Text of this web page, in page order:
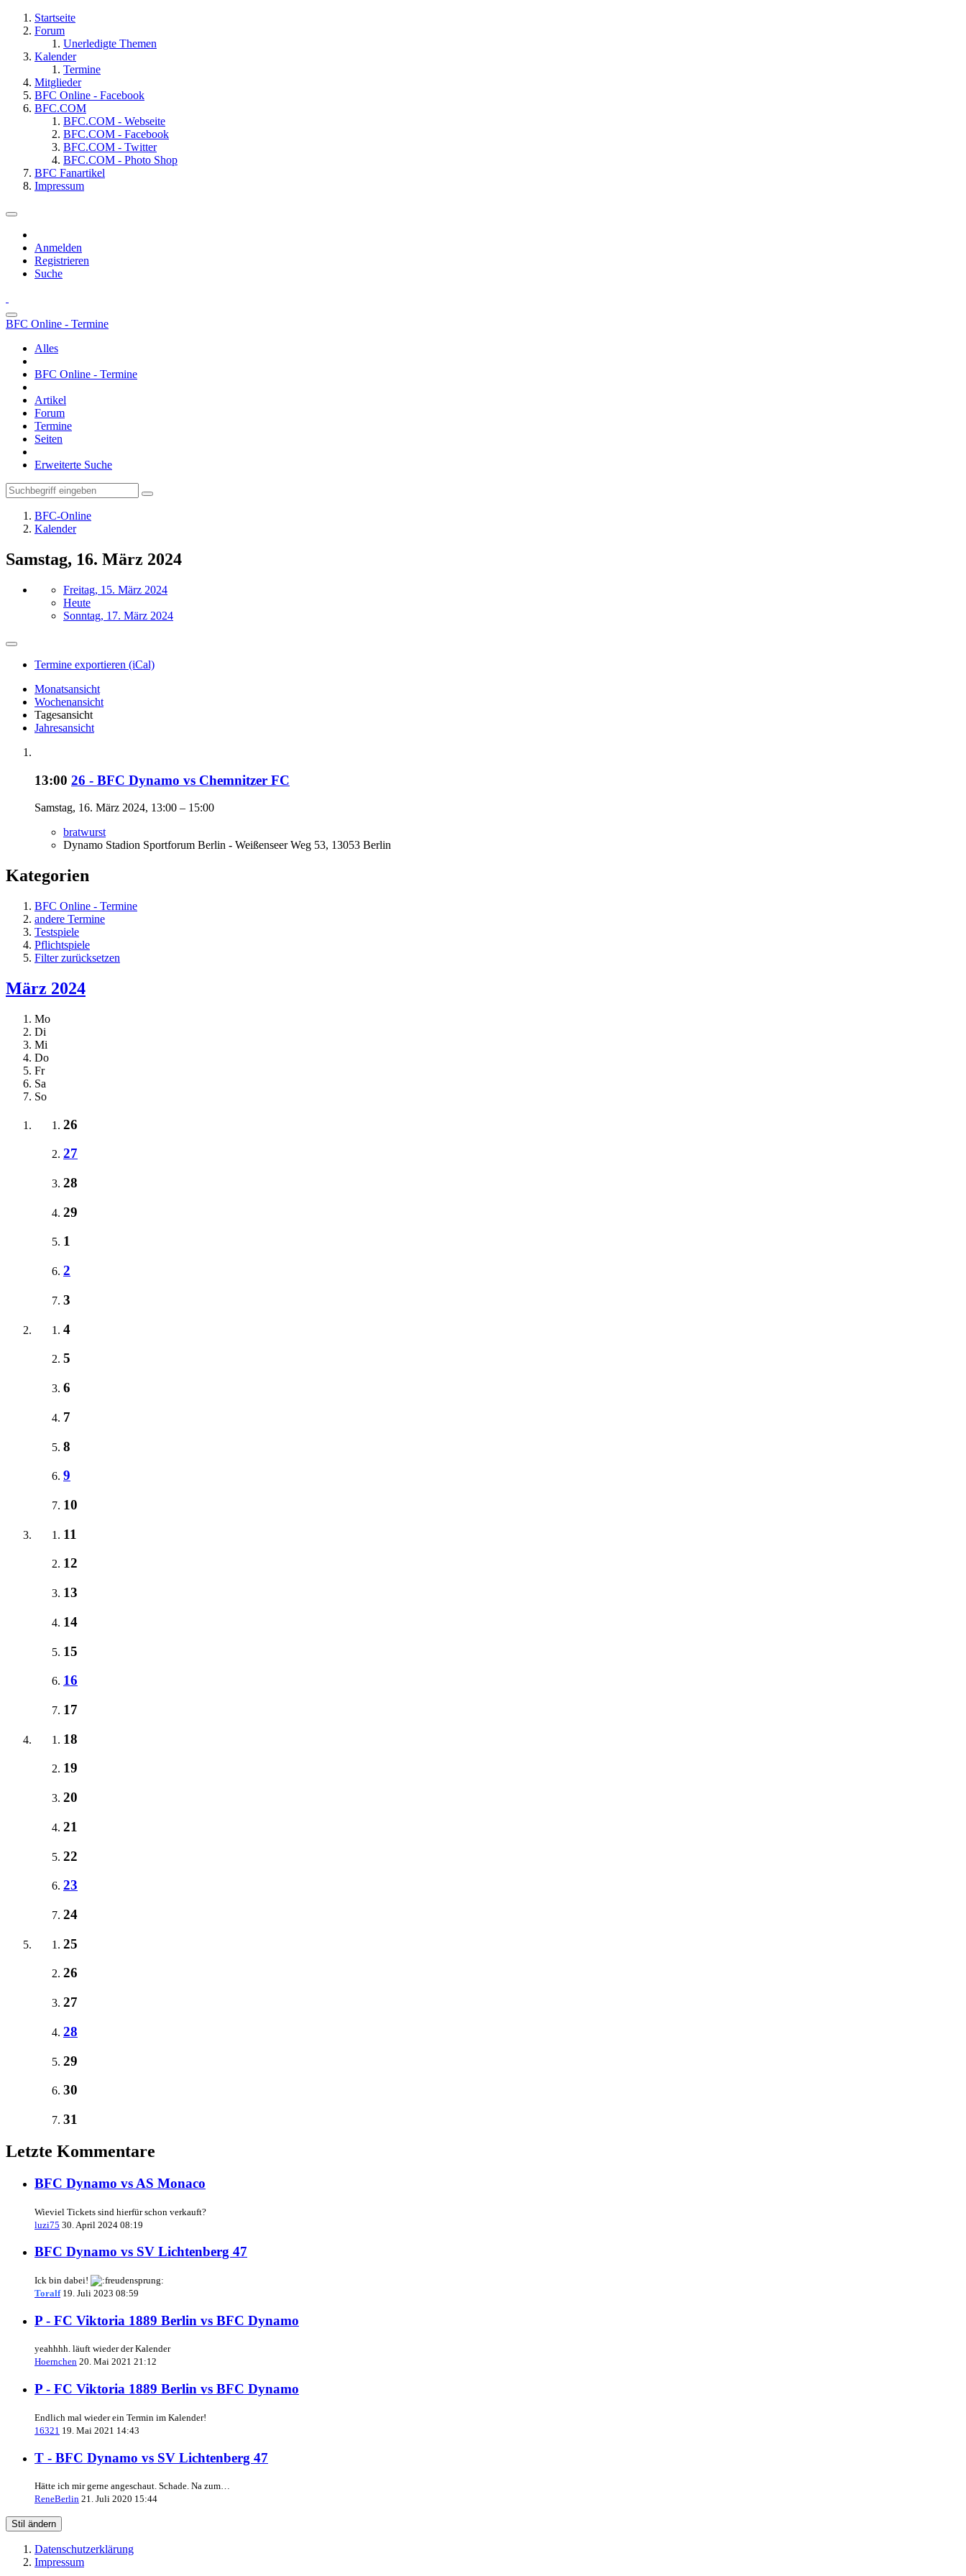
Startseite
Forum
Unerledigte Themen
Kalender
Termine
Mitglieder
BFC Online - Facebook
BFC.COM
BFC.COM - Webseite
BFC.COM - Facebook
BFC.COM - Twitter
BFC.COM - Photo Shop
BFC Fanartikel
Impressum
Anmelden
Registrieren
Suche
BFC Online - Termine
Alles
BFC Online - Termine
Artikel
Forum
Termine
Seiten
Erweiterte Suche
BFC-Online
Kalender
Samstag, 16. März 2024
Freitag, 15. März 2024
Heute
Sonntag, 17. März 2024
Termine exportieren (iCal)
Monatsansicht
Wochenansicht
Tagesansicht
Jahresansicht
13:00 26 - BFC Dynamo vs Chemnitzer FC
Samstag, 16. März 2024, 13:00 – 15:00
bratwurst
Dynamo Stadion Sportforum Berlin - Weißenseer Weg 53, 13053 Berlin
Kategorien
BFC Online - Termine
andere Termine
Testspiele
Pflichtspiele
Filter zurücksetzen
März 2024
Mo
Di
Mi
Do
Fr
Sa
So
26
27
28
29
1
2
3
4
5
6
7
8
9
10
11
12
13
14
15
16
17
18
19
20
21
22
23
24
25
26
27
28
29
30
31
Letzte Kommentare
BFC Dynamo vs AS Monaco
Wieviel Tickets sind hierfür schon verkauft?
luzi75 30. April 2024 08:19
BFC Dynamo vs SV Lichtenberg 47
Ick bin dabei!
Toralf 19. Juli 2023 08:59
P - FC Viktoria 1889 Berlin vs BFC Dynamo
yeahhhh. läuft wieder der Kalender
Hoernchen 20. Mai 2021 21:12
P - FC Viktoria 1889 Berlin vs BFC Dynamo
Endlich mal wieder ein Termin im Kalender!
16321 19. Mai 2021 14:43
T - BFC Dynamo vs SV Lichtenberg 47
Hätte ich mir gerne angeschaut. Schade. Na zum…
ReneBerlin 21. Juli 2020 15:44
Stil ändern
Datenschutzerklärung
Impressum